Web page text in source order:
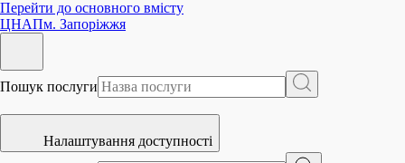
Перейти до основного вмісту
ЦНАПм. Запоріжжя
Пошук послуги
Налаштування доступності